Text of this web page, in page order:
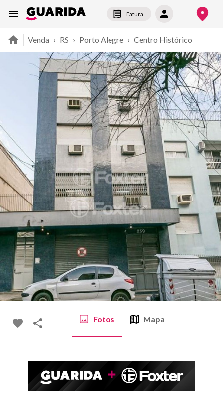
Fatura
Venda › RS › Porto Alegre › Centro Histórico
Fotos Mapa